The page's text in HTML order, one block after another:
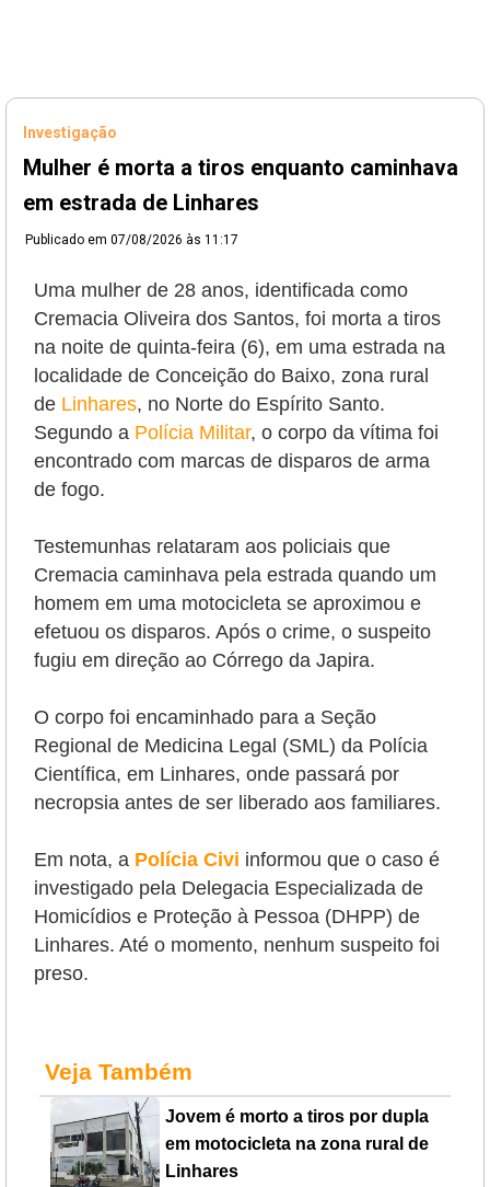
Investigação
Mulher é morta a tiros enquanto caminhava
em estrada de Linhares
Publicado em 07/08/2026 às 11:17
Uma mulher de 28 anos, identificada como
Cremacia Oliveira dos Santos, foi morta a tiros
na noite de quinta-feira (6), em uma estrada na
localidade de Conceição do Baixo, zona rural
de Linhares, no Norte do Espírito Santo.
Segundo a Polícia Militar, o corpo da vítima foi
encontrado com marcas de disparos de arma
de fogo.
Testemunhas relataram aos policiais que
Cremacia caminhava pela estrada quando um
homem em uma motocicleta se aproximou e
efetuou os disparos. Após o crime, o suspeito
fugiu em direção ao Córrego da Japira.
O corpo foi encaminhado para a Seção
Regional de Medicina Legal (SML) da Polícia
Científica, em Linhares, onde passará por
necropsia antes de ser liberado aos familiares.
Em nota, a Polícia Civi informou que o caso é
investigado pela Delegacia Especializada de
Homicídios e Proteção à Pessoa (DHPP) de
Linhares. Até o momento, nenhum suspeito foi
preso.
Veja Também
Jovem é morto a tiros por dupla
em motocicleta na zona rural de
Linhares